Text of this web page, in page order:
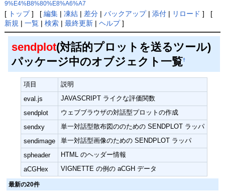
9%E4%B8%80%E8%A6%A7
[ トップ] [ 編集| 凍結| 差分| バックアップ| 添付| リロード ] [
新規 | 一覧| 検索| 最終更新| ヘルプ]
sendplot(対話的プロットを送るツール)
パッケージ中のオブジェクト一覧†
項目
説明
eval.js
JAVASCRIPT ライクな評価関数
sendplot
ウェブブラウザの対話型プロットの作成
sendxy
単一対話型散布図ののための SENDPLOT ラッパ
sendimage
単一対話型画像のための SENDPLOT ラッパ
spheader
HTML のヘッダー情報
aCGHex
VIGNETTE の例の aCGH データ
最新の20件